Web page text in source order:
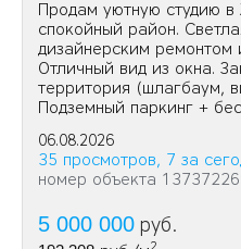
Продам уютную студию
спокойный район.
дизайнерским ремонтом
Отличный вид из окна.
территория (шлагбаум,
Подземный паркинг +
06.08.2026
35 просмотров, 7 за
номер объекта
5 000 000 руб.